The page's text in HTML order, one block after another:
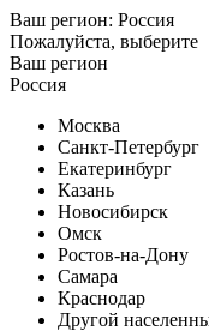
Ваш регион: Россия
Пожалуйста, выберите
Ваш регион
Россия
Москва
Санкт-Петербург
Екатеринбург
Казань
Новосибирск
Омск
Ростов-на-Дону
Самара
Краснодар
Другой